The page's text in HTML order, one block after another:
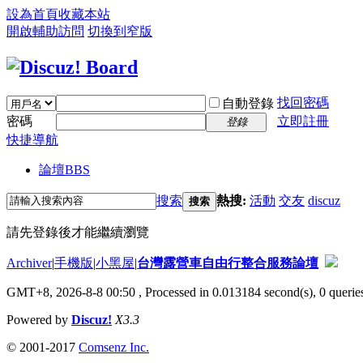
設為首頁收藏本站
開啟輔助訪問 切換到窄版
自動登錄 找回密碼
密碼
登錄
立即註冊
快捷導航
論壇BBS
搜索 搜索 熱搜: 活動 交友 discuz
請先登錄後才能繼續瀏覽
Archiver|手機版|小黑屋|台灣露營車自由行整合服務論壇
GMT+8, 2026-8-8 00:50 , Processed in 0.013184 second(s), 0
Powered by Discuz! X3.3
© 2001-2017 Comsenz Inc.